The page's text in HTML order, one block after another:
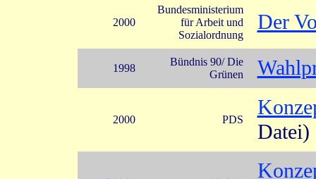
2000
Bundesministerium
für Arbeit und
Sozialordnung
Der
1998
Bündnis 90/ Die
Grünen
2000 PDS
Datei)